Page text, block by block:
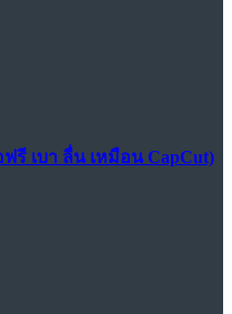
รี เบา ลื่น เหมือน CapCut)